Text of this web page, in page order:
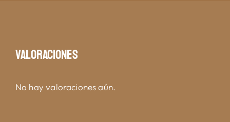
Valoraciones
No hay valoraciones aún.